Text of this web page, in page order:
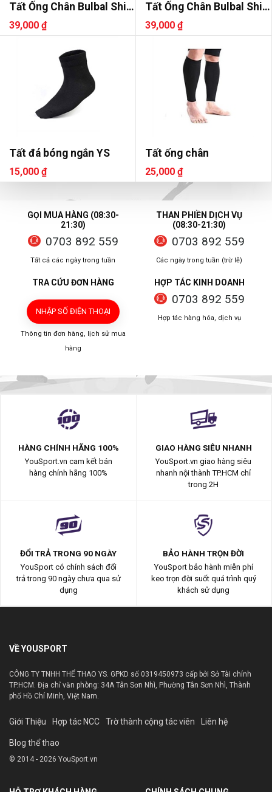
Tất Ống Chân Bulbal Shin
3
39,000 ₫
Tất Ống Chân Bulbal Shin
2
39,000 ₫
Tất đá bóng ngắn YS
15,000 ₫
Tất ống chân
25,000 ₫
GỌI MUA HÀNG (08:30-
21:30)
0703 892 559
Tất cả các ngày trong tuần
THAN PHIỀN DỊCH VỤ
(08:30-21:30)
0703 892 559
Các ngày trong tuần (trừ lễ)
TRA CỨU ĐƠN HÀNG
NHẬP SỐ ĐIỆN THOẠI
Thông tin đơn hàng, lịch sử mua
hàng
HỢP TÁC KINH DOANH
0703 892 559
Hợp tác hàng hóa, dịch vụ
HÀNG CHÍNH HÃNG 100%
YouSport.vn cam kết bán
hàng chính hãng 100%
GIAO HÀNG SIÊU NHANH
YouSport.vn giao hàng siêu
nhanh nội thành TP.HCM chỉ
trong 2H
ĐỔI TRẢ TRONG 90 NGÀY
YouSport có chính sách đổi
trả trong 90 ngày chưa qua sử
dụng
BẢO HÀNH TRỌN ĐỜI
YouSport bảo hành miễn phí
keo trọn đời suốt quá trình quý
khách sử dụng
VỀ YOUSPORT
CÔNG TY TNHH THỂ THAO YS. GPKD số 0319450973 cấp bởi Sở Tài chính
TP.HCM. Địa chỉ văn phòng: 34A Tân Sơn Nhì, Phường Tân Sơn Nhì, Thành
phố Hồ Chí Minh, Việt Nam.
Giới Thiệu Hợp tác NCC Trờ thành cộng tác viên Liên hệ
Blog thể thao
© 2014 - 2026 YouSport.vn